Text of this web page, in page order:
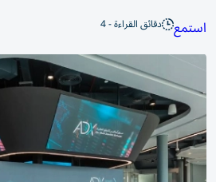
استمع دقائق القراءة - 4